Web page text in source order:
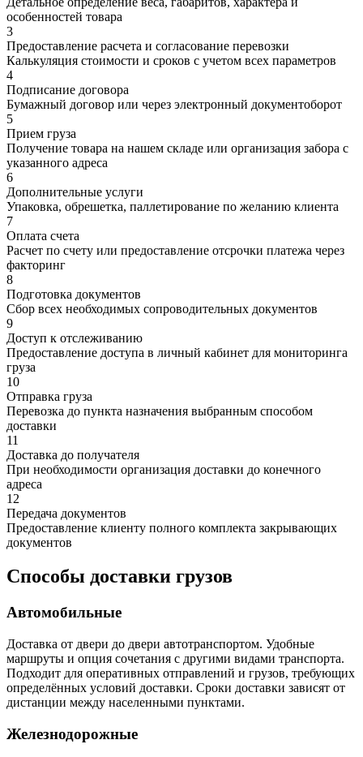
особенностей товара
3
Предоставление расчета и согласование перевозки
Калькуляция стоимости и сроков с учетом всех параметров
4
Подписание договора
Бумажный договор или через электронный документоборот
5
Прием груза
Получение товара на нашем складе или организация забора с
указанного адреса
6
Дополнительные услуги
Упаковка, обрешетка, паллетирование по желанию клиента
7
Оплата счета
Расчет по счету или предоставление отсрочки платежа через
факторинг
8
Подготовка документов
Сбор всех необходимых сопроводительных документов
9
Доступ к отслеживанию
Предоставление доступа в личный кабинет для мониторинга
груза
10
Отправка груза
Перевозка до пункта назначения выбранным способом
доставки
11
Доставка до получателя
При необходимости организация доставки до конечного
адреса
12
Передача документов
Предоставление клиенту полного комплекта закрывающих
документов
Способы доставки грузов
Автомобильные
Доставка от двери до двери автотранспортом. Удобные
маршруты и опция сочетания с другими видами транспорта.
Подходит для оперативных отправлений и грузов, требующих
определённых условий доставки. Сроки доставки зависят от
дистанции между населенными пунктами.
Железнодорожные